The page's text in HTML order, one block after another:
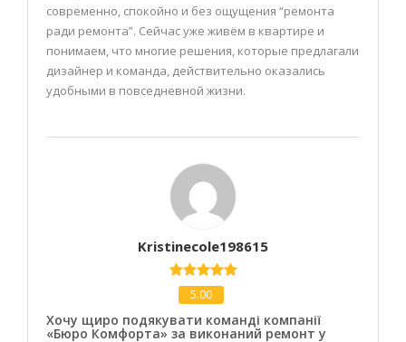
современно, спокойно и без ощущения “ремонта
ради ремонта”. Сейчас уже живём в квартире и
понимаем, что многие решения, которые предлагали
дизайнер и команда, действительно оказались
удобными в повседневной жизни.
Kristinecole198615
5.00
Хочу щиро подякувати команді компанії
«Бюро Комфорта» за виконаний ремонт у